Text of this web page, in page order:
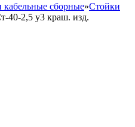
кабельные сборные»Стойки
40-2,5 у3 краш. изд.